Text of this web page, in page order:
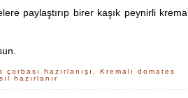
paylaştırıp birer kaşık peynirli krema
çorbası hazırlanışı
Kremalı domates
hazırlanır